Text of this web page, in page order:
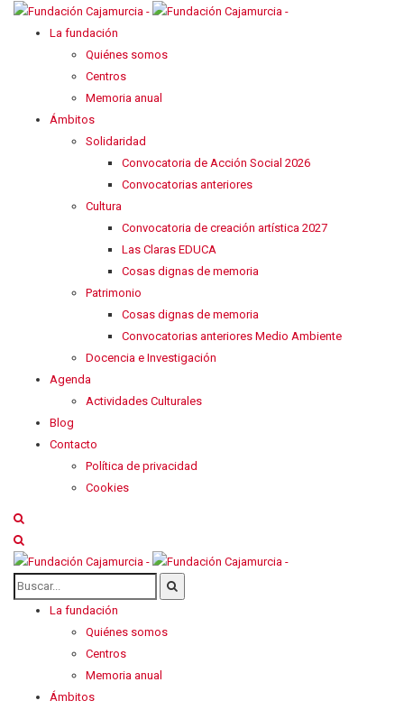
La fundación
Quiénes somos
Centros
Memoria anual
Ámbitos
Solidaridad
Convocatoria de Acción Social 2026
Convocatorias anteriores
Cultura
Convocatoria de creación artística 2027
Las Claras EDUCA
Cosas dignas de memoria
Patrimonio
Cosas dignas de memoria
Convocatorias anteriores Medio Ambiente
Docencia e Investigación
Agenda
Actividades Culturales
Blog
Contacto
Política de privacidad
Cookies
La fundación
Quiénes somos
Centros
Memoria anual
Ámbitos